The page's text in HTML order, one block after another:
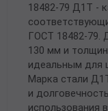
18482-79 Д1Т -
ГОСТ 18482-79.
130 мм и
идеальным для
Марка стали
и
использования